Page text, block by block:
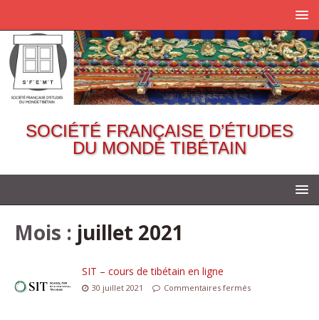
SOCIÉTÉ FRANÇAISE D’ÉTUDES
DU MONDE TIBÉTAIN
Mois : juillet 2021
SIT – cours de tibétain en ligne
30 juillet 2021 Commentaires fermés